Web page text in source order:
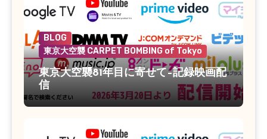
BLOG
東京大空襲 CARPET BOMBING of Tokyo
東京大空襲81年目に寄せて–記録映画配
信